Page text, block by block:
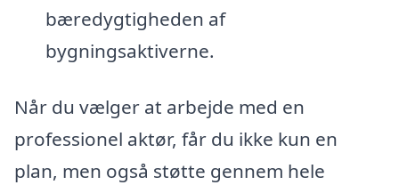
bæredygtigheden af
bygningsaktiverne.
Når du vælger at arbejde med en
professionel aktør, får du ikke kun en
plan, men også støtte gennem hele